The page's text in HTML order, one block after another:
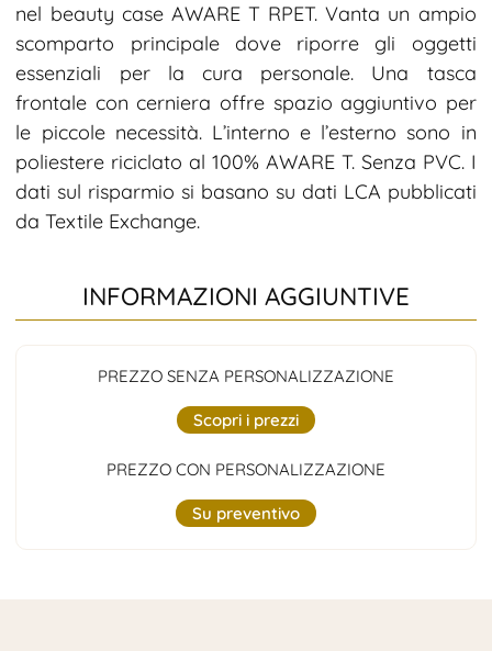
nel beauty case AWARE T RPET. Vanta un ampio
scomparto principale dove riporre gli oggetti
essenziali per la cura personale. Una tasca
frontale con cerniera offre spazio aggiuntivo per
le piccole necessità. L’interno e l’esterno sono in
poliestere riciclato al 100% AWARE T. Senza PVC. I
dati sul risparmio si basano su dati LCA pubblicati
da Textile Exchange.
INFORMAZIONI AGGIUNTIVE
PREZZO SENZA PERSONALIZZAZIONE
Scopri i prezzi
PREZZO CON PERSONALIZZAZIONE
Su preventivo